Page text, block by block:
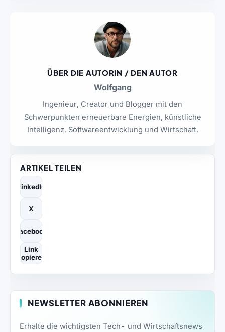
ÜBER DIE AUTORIN / DEN AUTOR
Wolfgang
Ingenieur, Creator und Blogger mit den
Schwerpunkten erneuerbare Energien, künstliche
Intelligenz, Softwareentwicklung und Wirtschaft.
ARTIKEL TEILEN
LinkedIn
X
Facebook
Link
kopieren
NEWSLETTER ABONNIEREN
Erhalte die wichtigsten Tech- und Wirtschaftsnews